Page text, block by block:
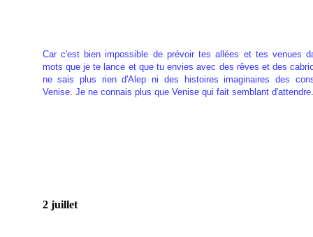
Car c'est bien impossible de prévoir tes allées et tes venues
mots que je te lance et que tu envies avec des rêves et des
ne sais plus rien d'Alep ni des histoires imaginaires des
Venise. Je ne connais plus que Venise qui fait semblant d'attendre.
2 juillet